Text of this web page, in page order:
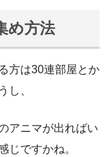
め方法
方は30連部屋とか
し、
アニマが出ればい
じですかね。